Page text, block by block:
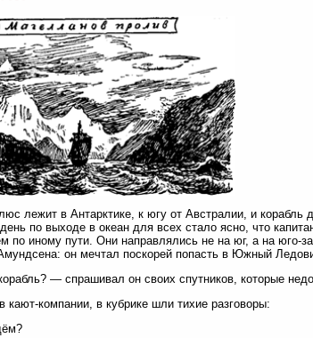
лежит в Антарктике, к югу от Австралии, и
по выходе в океан для всех стало ясно, что
по иному пути. Они направлялись не на юг, а на
он мечтал поскорей попасть в Южный
— спрашивал он своих спутников, которые
кают-компании, в кубрике шли тихие разговоры: